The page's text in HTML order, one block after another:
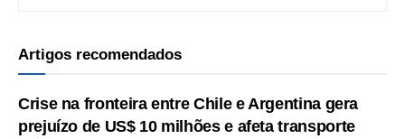
Artigos recomendados
Crise na fronteira entre Chile e Argentina gera
prejuízo de US$ 10 milhões e afeta transporte